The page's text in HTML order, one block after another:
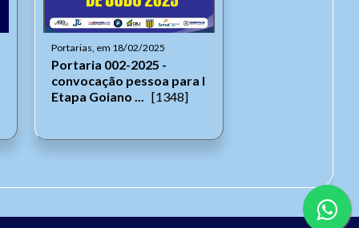
Portarias, em 18/02/2025
Portaria 002-2025 -
convocação pessoa para I
Etapa Goiano ... [1348]